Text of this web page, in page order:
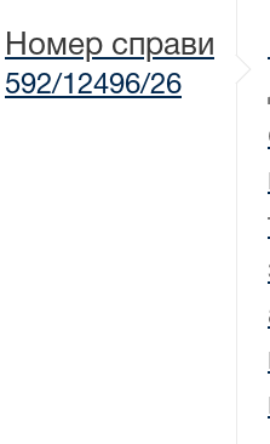
Номер справи
592/12496/26